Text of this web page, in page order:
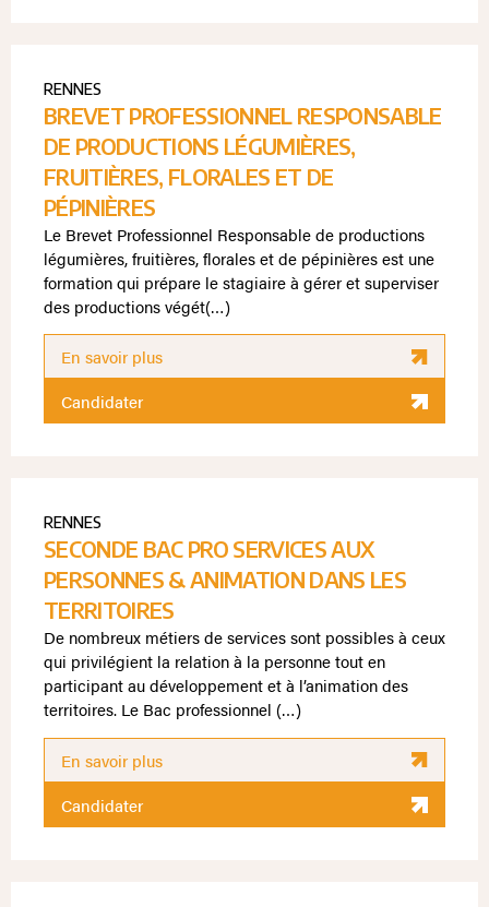
RENNES
BREVET PROFESSIONNEL RESPONSABLE
DE PRODUCTIONS LÉGUMIÈRES,
FRUITIÈRES, FLORALES ET DE
PÉPINIÈRES
Le Brevet Professionnel Responsable de productions
légumières, fruitières, florales et de pépinières est une
formation qui prépare le stagiaire à gérer et superviser
des productions végét(…)
En savoir plus
Candidater
RENNES
SECONDE BAC PRO SERVICES AUX
PERSONNES & ANIMATION DANS LES
TERRITOIRES
De nombreux métiers de services sont possibles à ceux
qui privilégient la relation à la personne tout en
participant au développement et à l’animation des
territoires. Le Bac professionnel (…)
En savoir plus
Candidater